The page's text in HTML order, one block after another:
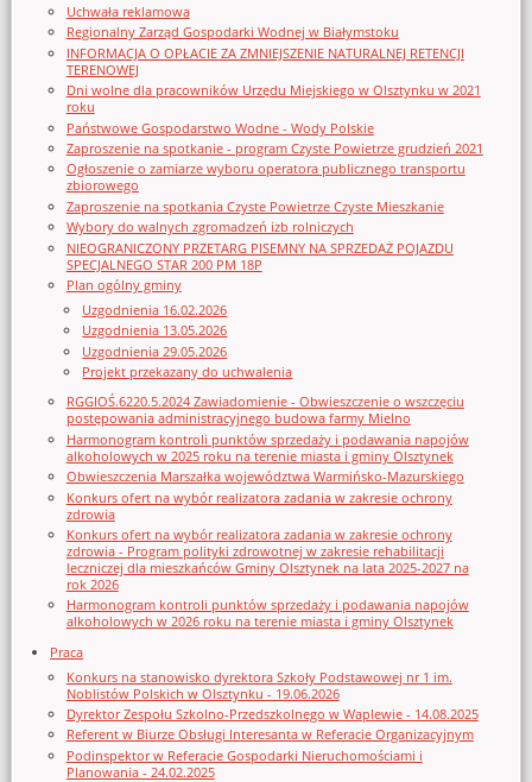
Uchwała reklamowa
Regionalny Zarząd Gospodarki Wodnej w Białymstoku
INFORMACJA O OPŁACIE ZA ZMNIEJSZENIE NATURALNEJ RETENCJI
TERENOWEJ
Dni wolne dla pracowników Urzędu Miejskiego w Olsztynku w 2021
roku
Państwowe Gospodarstwo Wodne - Wody Polskie
Zaproszenie na spotkanie - program Czyste Powietrze grudzień 2021
Ogłoszenie o zamiarze wyboru operatora publicznego transportu
zbiorowego
Zaproszenie na spotkania Czyste Powietrze Czyste Mieszkanie
Wybory do walnych zgromadzeń izb rolniczych
NIEOGRANICZONY PRZETARG PISEMNY NA SPRZEDAŻ POJAZDU
SPECJALNEGO STAR 200 PM 18P
Plan ogólny gminy
Uzgodnienia 16.02.2026
Uzgodnienia 13.05.2026
Uzgodnienia 29.05.2026
Projekt przekazany do uchwalenia
RGGIOŚ.6220.5.2024 Zawiadomienie - Obwieszczenie o wszczęciu
postępowania administracyjnego budowa farmy Mielno
Harmonogram kontroli punktów sprzedaży i podawania napojów
alkoholowych w 2025 roku na terenie miasta i gminy Olsztynek
Obwieszczenia Marszałka województwa Warmińsko-Mazurskiego
Konkurs ofert na wybór realizatora zadania w zakresie ochrony
zdrowia
Konkurs ofert na wybór realizatora zadania w zakresie ochrony
zdrowia - Program polityki zdrowotnej w zakresie rehabilitacji
leczniczej dla mieszkańców Gminy Olsztynek na lata 2025-2027 na
rok 2026
Harmonogram kontroli punktów sprzedaży i podawania napojów
alkoholowych w 2026 roku na terenie miasta i gminy Olsztynek
Praca
Konkurs na stanowisko dyrektora Szkoły Podstawowej nr 1 im.
Noblistów Polskich w Olsztynku - 19.06.2026
Dyrektor Zespołu Szkolno-Przedszkolnego w Waplewie - 14.08.2025
Referent w Biurze Obsługi Interesanta w Referacie Organizacyjnym
Podinspektor w Referacie Gospodarki Nieruchomościami i
Planowania - 24.02.2025